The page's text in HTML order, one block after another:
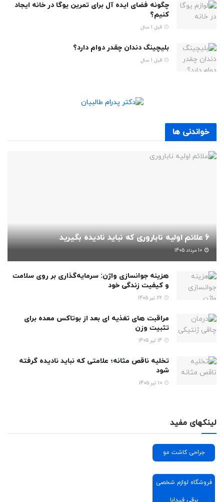
چگونه فضای ایده‌ آل برای تمرین یوگا در خانه ایجاد
کنیم؟
قبل 1 سال
بلیچینگ دندان چقدر دوام دارد؟
قبل 1 سال
خواندنی ها
6 علائم اولیه ناباروری که نباید نادیده بگیرید
هزینه جوانسازی واژن: سرمایه‌گذاری بر روی سلامت
و کیفیت زندگی خود
مراقبت های تغذیه ای بعد از بوتاکس معده برای
تثبیت وزن
تخلیه ناقص مثانه؛ علامتی که نباید نادیده گرفته
شود
لینکهای مفید
جراحی کاشت مو
فروشگاه لوازم شخصی
برقی فیدابا